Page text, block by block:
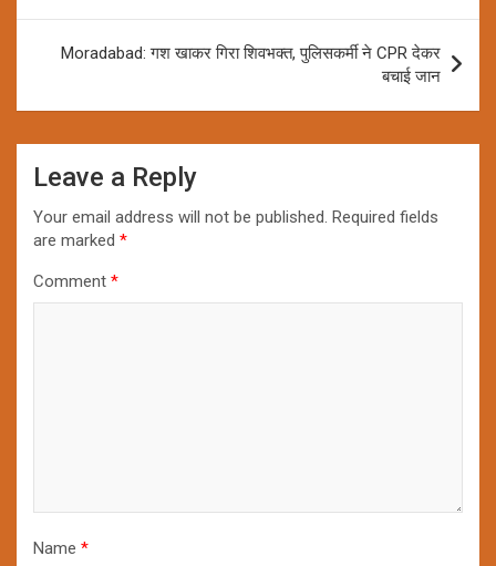
Moradabad: गश खाकर गिरा शिवभक्त, पुलिसकर्मी ने CPR देकर
बचाई जान
Leave a Reply
Your email address will not be published. Required fields
are marked *
Comment *
Name *